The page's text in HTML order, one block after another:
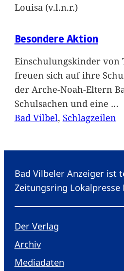
Louisa (v.l.n.r.)
Besondere Aktion
Einschulungskinder von
freuen sich auf ihre
der Arche-Noah-Eltern
Schulsachen und eine …
Bad Vilbel, Schlagzeilen
Bad Vilbeler Anzeiger ist
Zeitungsring Lokalpresse
Der Verlag
Archiv
Mediadaten